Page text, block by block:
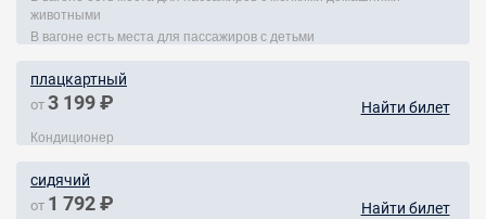
животными
В вагоне есть места для пассажиров с детьми
плацкартный
от 3 199 ₽ Найти билет
Кондиционер
сидячий
от 1 792 ₽ Найти билет